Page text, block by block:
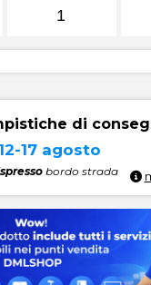
di
17 agosto
bordo strada